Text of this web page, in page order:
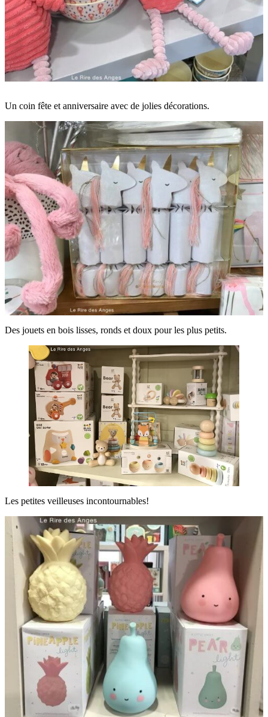
Un coin fête et anniversaire avec de jolies décorations.
Des jouets en bois lisses, ronds et doux pour les plus petits.
Les petites veilleuses incontournables!